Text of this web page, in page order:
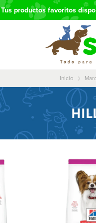
Tus productos favoritos
Inicio